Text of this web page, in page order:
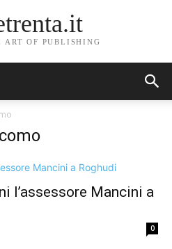
ART OF PUBLISHING
l’assessore Mancini a
0